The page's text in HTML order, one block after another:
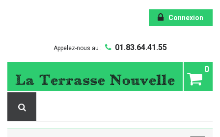
Connexion
Appelez-nous au : 01.83.64.41.55
0